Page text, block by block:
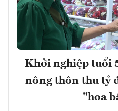
Khởi nghiệp tuổi
nông thôn thu tỷ
"hoa